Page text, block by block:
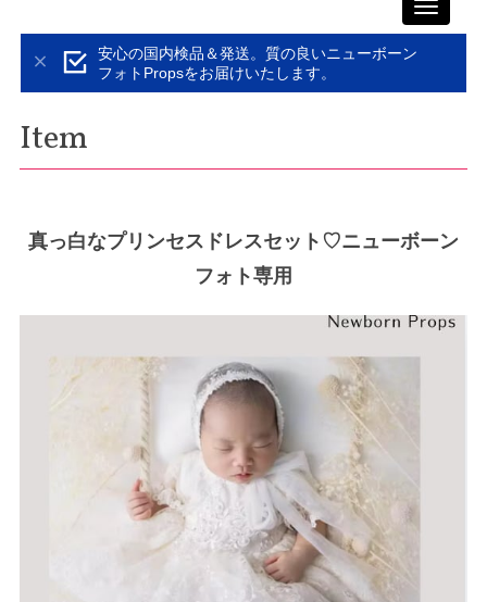
Toggle
安心の国内検品＆発送。質の良いニューボーン
フォトPropsをお届けいたします。
Item
真っ白なプリンセスドレスセット♡ニューボーン
フォト専用